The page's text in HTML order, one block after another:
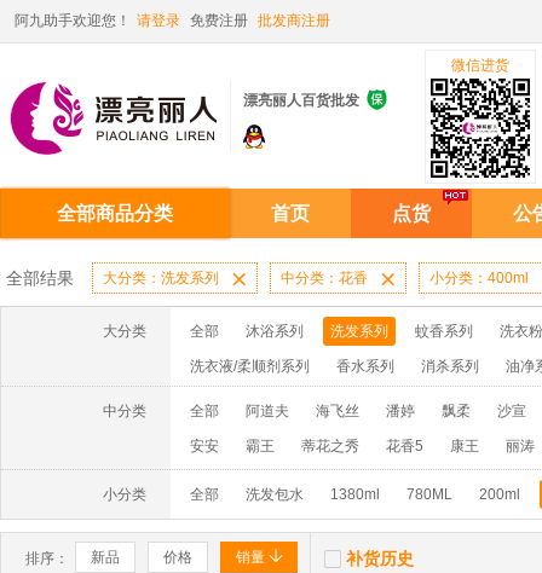
阿九助手欢迎您！ 请登录 免费注册 批发商注册
漂亮丽人百货批发 
微信进货
全部商品分类 首页 点货 公
全部结果 大分类：洗发系列  中分类：花香  小分类：400ml
大分类 全部 沐浴系列 洗发系列 蚊香系列 洗衣
洗衣液/柔顺剂系列 香水系列 消杀系列 油净
啫喱膏/水系列 厨房油污系列 玻璃/地板/清洁系
牙膏系列 牙刷系列 固发定型系列 染发系列
洗洁精系列 保健品系列 雨伞系列家用帆布洗洁
中分类 全部 阿道夫 海飞丝 潘婷 飘柔 沙宣
安安 霸王 蒂花之秀 花香5 康王 丽涛
小分类 全部 洗发包水 1380ml 780ML 200ml
排序： 新品 价格 销量   补货历史